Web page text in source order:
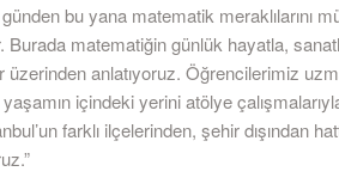
bu yana matematik meraklılarını
Burada matematiğin günlük hayatla,
anlatıyoruz. Öğrencilerimiz
içindeki yerini atölye
farklı ilçelerinden, şehir dışından